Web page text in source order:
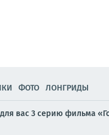
ФОТО ЛОНГРИДЫ
вас 3 серию фильма